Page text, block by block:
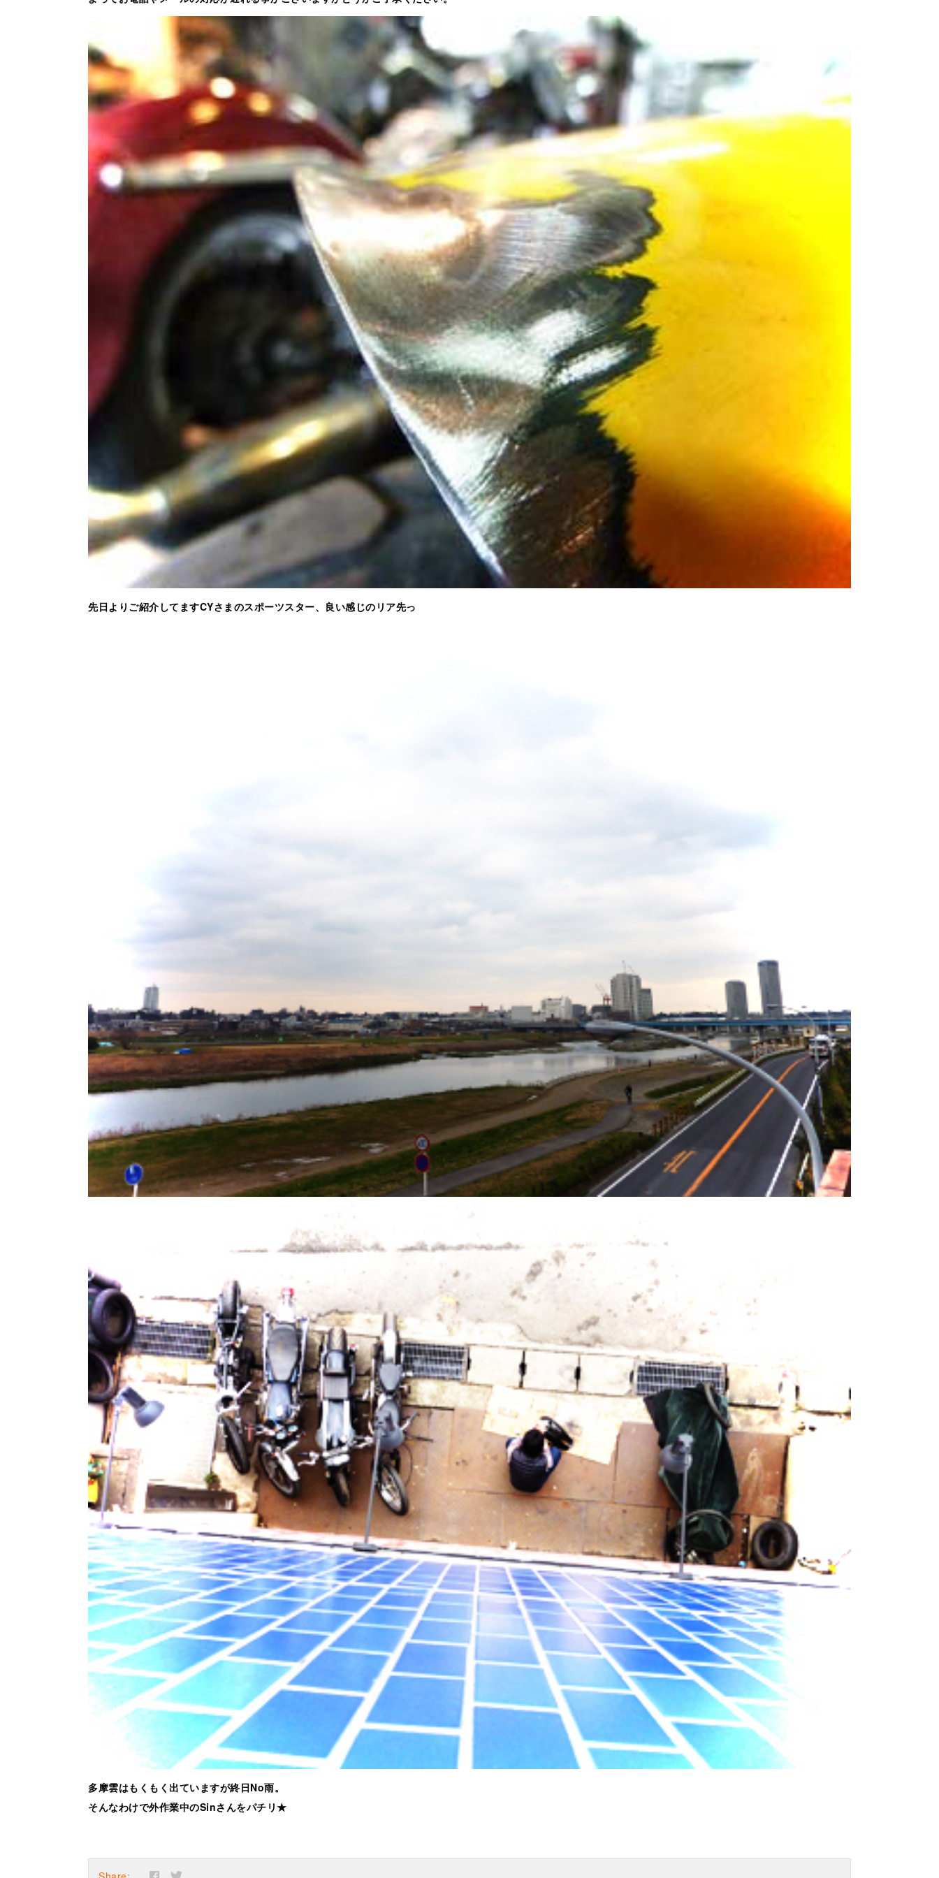
先日よりご紹介してますCYさまのスポーツスター、良い感じのリア先っ
多摩雲はもくもく出ていますが終日No雨。
そんなわけで外作業中のSinさんをパチリ★